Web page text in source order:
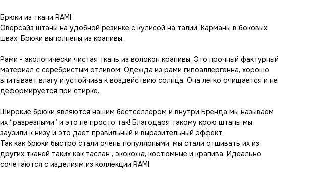
Брюки из ткани RAMI.
Оверсайз штаны на удобной резинке с кулисой на талии. Карманы в боковых
швах. Брюки выполнены из крапивы.
Рами - экологически чистая ткань из волокон крапивы. Это прочный фактурный
материал с серебристым отливом. Одежда из рами гипоаллергенна, хорошо
впитывает влагу и устойчива к воздействию солнца. Она легко очищается и не
деформируется при стирке.
Широкие брюки являются нашим бестселлером и внутри Бренда мы называем
их “разрезными” и это не просто так! Благодаря такому крою штаны мы
заузили к низу и это дает правильный и выразительный эффект.
Так как брюки быстро стали очень популярными, мы стали отшивать их из
других тканей таких как таслан , экокожа, костюмные и крапива. Идеально
сочетаются с изделиям из коллекции RAMI.